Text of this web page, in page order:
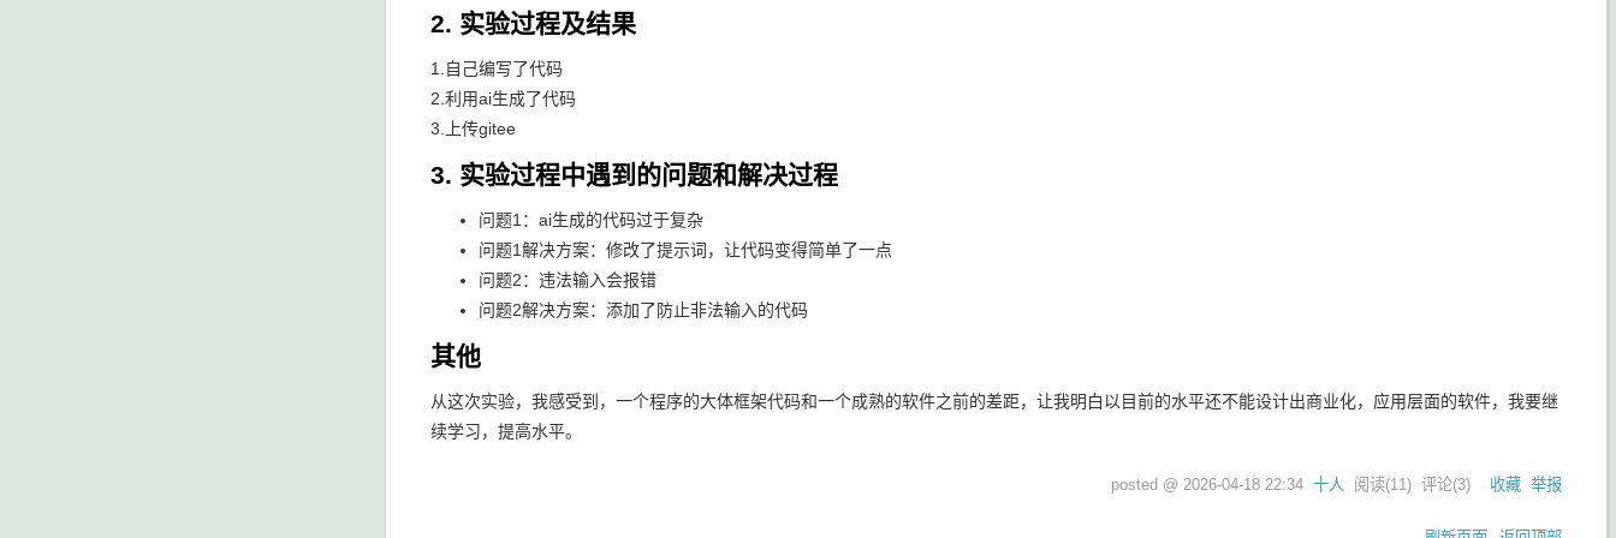
2. 实验过程及结果
1.自己编写了代码
2.利用ai生成了代码
3.上传gitee
3. 实验过程中遇到的问题和解决过程
问题1：ai生成的代码过于复杂
问题1解决方案：修改了提示词，让代码变得简单了一点
问题2：违法输入会报错
问题2解决方案：添加了防止非法输入的代码
其他
从这次实验，我感受到，一个程序的大体框架代码和一个成熟的软件之前的差距，让我明白以目前的水平还不能设计出商业化，应用层面的软件，我要继
续学习，提高水平。
posted @ 2026-04-18 22:34 十人 阅读(11) 评论(3) 收藏 举报